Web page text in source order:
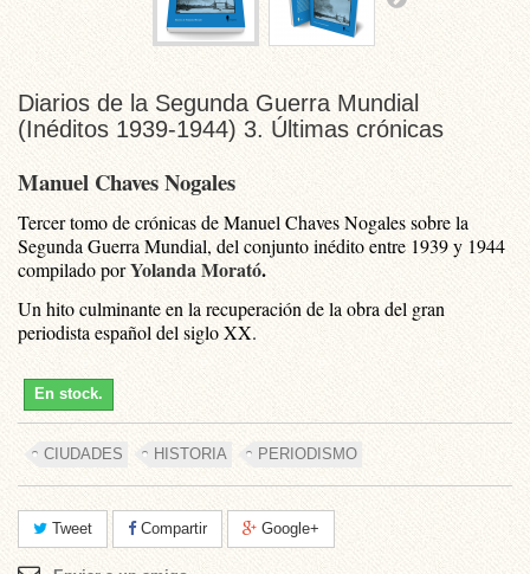
Diarios de la Segunda Guerra Mundial
(Inéditos 1939-1944) 3. Últimas crónicas
Manuel Chaves Nogales
Tercer tomo de crónicas de Manuel Chaves Nogales sobre la
Segunda Guerra Mundial, del conjunto inédito entre 1939 y 1944
compilado porYolanda Morató.
Un hito culminante en la recuperación de la obra del gran
periodista español del siglo XX.
En stock.
CIUDADES HISTORIA PERIODISMO
Tweet Compartir Google+